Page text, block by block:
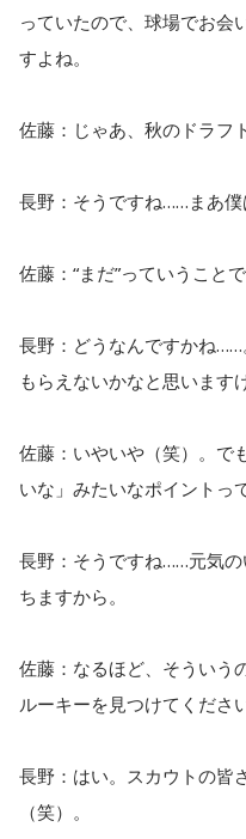
っていたので、球場でお会
すよね。
佐藤：じゃあ、秋のドラフ
長野：そうですね……まあ僕
佐藤：“まだ”っていうこと
長野：どうなんですかね
もらえないかなと思います
佐藤：いやいや（笑）。で
いな」みたいなポイントっ
長野：そうですね……元気
ちますから。
佐藤：なるほど、そういう
ルーキーを見つけてくださ
長野：はい。スカウトの皆
（笑）。